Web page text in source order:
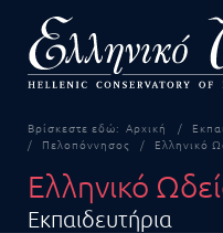
Βρίσκεστε εδώ: Αρχική
Πελοπόννησος
Ελληνικό
Ελληνικό
Εκπαιδευτήρια